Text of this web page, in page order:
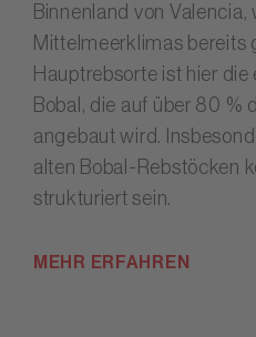
Binnenland von
Mittelmeerklimas bereits
Hauptrebsorte ist hier
Bobal, die auf über 80 %
angebaut wird.
alten Bobal-Rebstöcken
strukturiert sein.
MEHR ERFAHREN